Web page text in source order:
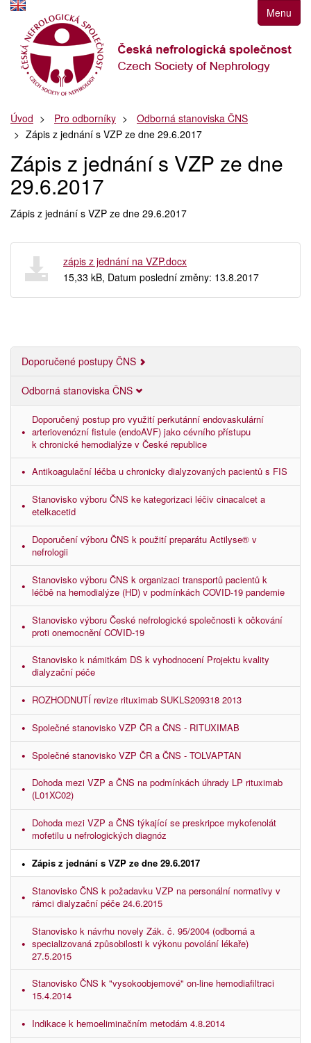
k
navigaci
Přejít
obsah
k
postrannímu
Klávesové
zkratky
Menu
Úvod Pro odborníky
Odborná stanoviska ČNS
Zápis z jednání s VZP ze dne 29.6.2017
Zápis z jednání s VZP ze dne
29.6.2017
Zápis z jednání s VZP ze dne 29.6.2017
zápis z jednání na VZP.docx
15,33 kB, Datum poslední změny: 13.8.2017
Doporučené postupy ČNS
Odborná stanoviska ČNS
Doporučený postup pro využití perkutánní endovaskulární
arteriovenózní fistule (endoAVF) jako cévního přístupu
k chronické hemodialýze v České republice
Antikoagulační léčba u chronicky dialyzovaných pacientů s FIS
Stanovisko výboru ČNS ke kategorizaci léčiv cinacalcet a
etelkacetid
Doporučení výboru ČNS k použití preparátu Actilyse® v
nefrologii
Stanovisko výboru ČNS k organizaci transportů pacientů k
léčbě na hemodialýze (HD) v podmínkách COVID-19 pandemie
Stanovisko výboru České nefrologické společnosti k očkování
proti onemocnění COVID-19
Stanovisko k námitkám DS k vyhodnocení Projektu kvality
dialyzační péče
ROZHODNUTÍ revize rituximab SUKLS209318 2013
Společné stanovisko VZP ČR a ČNS - RITUXIMAB
Společné stanovisko VZP ČR a ČNS - TOLVAPTAN
Dohoda mezi VZP a ČNS na podmínkách úhrady LP rituximab
(L01XC02)
Dohoda mezi VZP a ČNS týkající se preskripce mykofenolát
mofetilu u nefrologických diagnóz
Zápis z jednání s VZP ze dne 29.6.2017
Stanovisko ČNS k požadavku VZP na personální normativy v
rámci dialyzační péče 24.6.2015
Stanovisko k návrhu novely Zák. č. 95/2004 (odborná a
specializovaná způsobilosti k výkonu povolání lékaře)
27.5.2015
Stanovisko ČNS k "vysokoobjemové" on-line hemodiafiltraci
15.4.2014
Indikace k hemoeliminačním metodám 4.8.2014